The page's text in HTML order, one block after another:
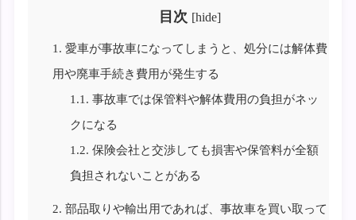
目次 [hide]
1. 愛車が事故車になってしまうと、処分には解体費
用や廃車手続き費用が発生する
1.1. 事故車では保管料や解体費用の負担がネッ
クになる
1.2. 保険会社と交渉しても損害や保管料が全額
負担されないことがある
2. 部品取りや輸出用であれば、事故車を買い取って